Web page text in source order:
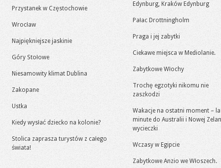
Przystanek w Częstochowie
Wrocław
Najpiękniejsze jaskinie
Góry Stołowe
Niesamowity klimat Dublina
Zakopane
Ustka
Kiedy wysłać dziecko na kolonie?
Stolica zaprasza turystów z całego
świata!
Edynburg, Kraków Edynburg
Pałac Drottningholm
Praga i jej zabytki
Ciekawe miejsca w Mediolanie.
Zabytkowe Włochy
Trochę egzotyki nikomu nie
zaszkodzi
Wakacje na ostatni moment –
minute do Australii i Nowej
wycieczki
Wczasy w Egipcie
Zabytkowe Anzio we Włoszech.